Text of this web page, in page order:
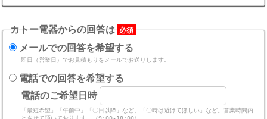
カトー電器からの回答は 必須
メールでの回答を希望する
即日（営業日）でお見積もりをメールでお送りします。
電話での回答を希望する
電話のご希望日時
「最短希望」「午前中」「〇日以降」など。「〇時は避けてほしい」など。営業時間内